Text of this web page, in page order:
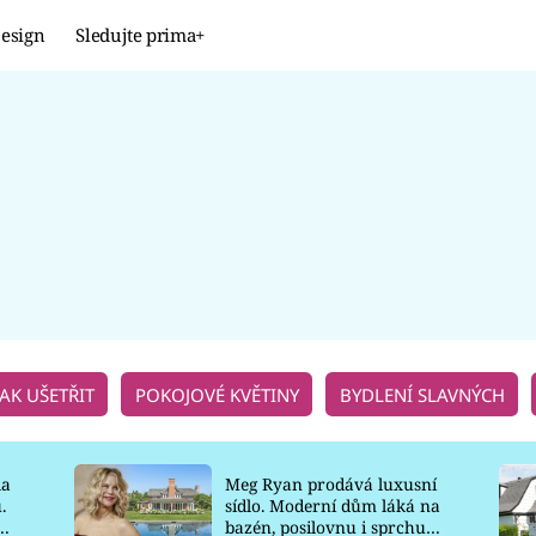
Sledujte prima+
UŠETŘIT POKOJOVÉ KVĚTINY BYDLENÍ SLAVNÝCH
Meg Ryan prodává luxusní
sídlo. Moderní dům láká na
bazén, posilovnu i sprchu